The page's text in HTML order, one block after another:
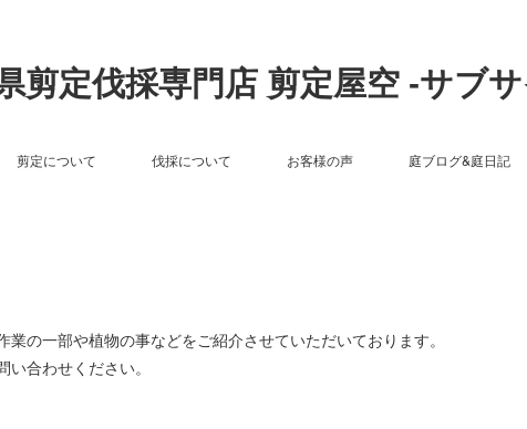
剪定伐採専門店 剪定屋空 -サブ
剪定について 伐採について お客様の声 庭ブログ&庭日記
業の一部や植物の事などをご紹介させていただいております。
合わせください。